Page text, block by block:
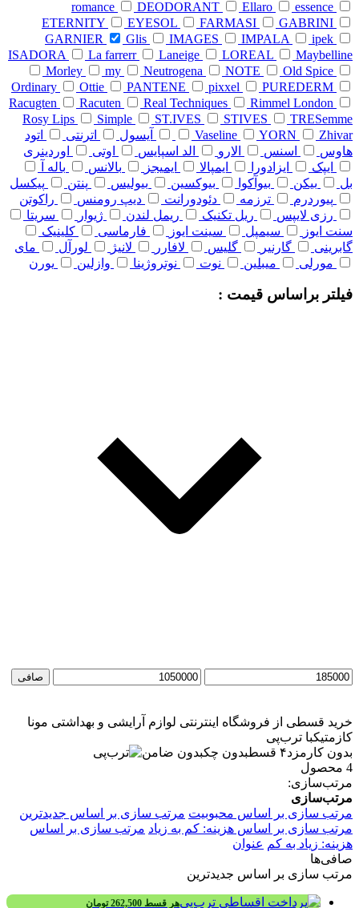
romance
DEODORANT Ellaro
essence
ETERNITY
EYESOL FARMASI
GABRINI
GARNIER
Glis IMAGES IMPALA
ipek
ISADORA
La farrerr Laneige LOREAL
Maybelline
Morley
my Neutrogena NOTE
Old Spice
Ordinary
Ottie PANTENE pixxel
PUREDERM
Racugten
Racuten Real Techniques
Rimmel London
Rosy Lips
Simple ST.IVES STIVES
TRESemme
Vaseline
YORN Zhivar آیسول اترنتی
اتود
هاوس
اسنس الارو الد اسپایس اوتی
اوردینری
ایپک
ایزادورا ایمپالا ایمیجز بالانس
باله آ
بل
بیکن بیوآکوا بیوکسین بیولیس پنتن
پیکسل
پیوردرم
ترزمه دئودورانت دیپ رومنس
راکوتن
رزی لایپس
ریل تکنیک ریمل لندن ژیوار
سریتا
سنت ایوز
سیمپل سینت ایوز فارماسی
کلینیک
گابرینی
گارنیر گلیس لافارر لانیژ لورآل
مای
مورلی
میبلین نوت نوتروژینا وازلین یورن
فیلتر براساس قیمت :
حداقل
حداكثر
صافی
خرید قسطی از فروشگاه اینترنتی لوازم آرایشی و بهداشتی مونا
کازمتیکبا ترب‌پی
بدون کارمزد۴ قسط بدون چکبدون ضامن
4 محصول
مرتب‌سازی:
مرتب‌سازی
مرتب سازی بر اساس محبوبیت مرتب سازی بر اساس جدیدترین
مرتب سازی بر اساس هزینه: کم به زیاد مرتب سازی بر اساس
هزینه: زیاد به کم عنوان
صافی‌ها
مرتب سازی بر اساس جدیدترین
هر قسط 262,500 تومان